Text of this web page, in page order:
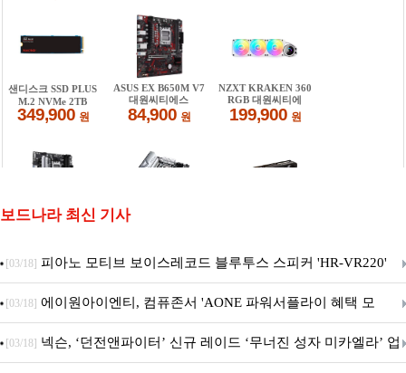
보드나라 최신 기사
[03/18] 피아노 모티브 보이스레코드 블루투스 스피커 'HR-VR220'
출시
[03/18] 에이원아이엔티, 컴퓨존서 'AONE 파워서플라이 혜택 모
음.ZIP' 이벤트 진행
[03/18] 넥슨, ‘던전앤파이터’ 신규 레이드 ‘무너진 성자 미카엘라’ 업